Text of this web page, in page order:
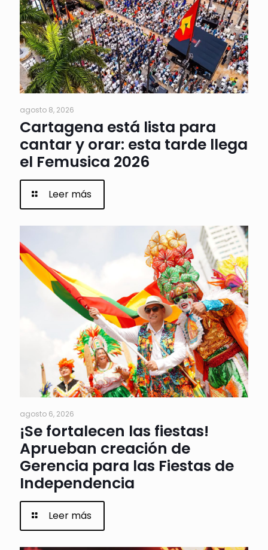
agosto 8, 2026
Cartagena está lista para
cantar y orar: esta tarde llega
el Femusica 2026
Leer más
agosto 6, 2026
¡Se fortalecen las fiestas!
Aprueban creación de
Gerencia para las Fiestas de
Independencia
Leer más